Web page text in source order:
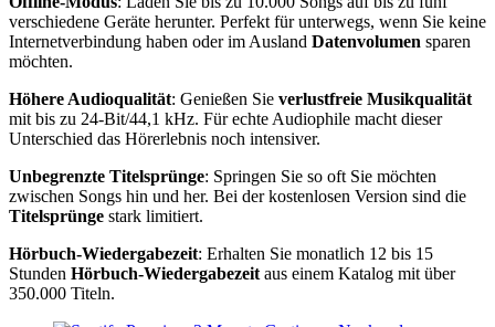
verschiedene Geräte herunter. Perfekt für unterwegs, wenn Sie keine
Internetverbindung haben oder im Ausland Datenvolumen sparen
möchten.
Höhere Audioqualität: Genießen Sie verlustfreie Musikqualität
mit bis zu 24-Bit/44,1 kHz. Für echte Audiophile macht dieser
Unterschied das Hörerlebnis noch intensiver.
Unbegrenzte Titelsprünge: Springen Sie so oft Sie möchten
zwischen Songs hin und her. Bei der kostenlosen Version sind die
Titelsprünge stark limitiert.
Hörbuch-Wiedergabezeit: Erhalten Sie monatlich 12 bis 15
Stunden Hörbuch-Wiedergabezeit aus einem Katalog mit über
350.000 Titeln.